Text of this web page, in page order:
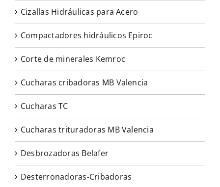
Cizallas Hidráulicas para Acero
Compactadores hidráulicos Epiroc
Corte de minerales Kemroc
Cucharas cribadoras MB Valencia
Cucharas TC
Cucharas trituradoras MB Valencia
Desbrozadoras Belafer
Desterronadoras-Cribadoras